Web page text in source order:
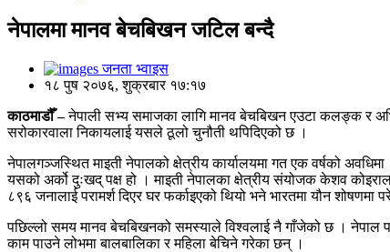
नेपालमा मानव बेचबिखन जटिल बन्दै
जनता भ्वाइस
१८ पुष २०७६, शुक्रबार १७:१७
काठमाडौँ –नेपाली सभ्य समाजका लागि मानव बेचबिखन एउटा कलङ्क र
सरोकारवाला निकायलाई यसले ठूलो चुनौती थपिदिएको छ ।
नेपालगञ्जस्थित माइती नेपालको क्षेत्रीय कार्यालयमा गत एक वर्षको
यसको अर्को दुःखद् पक्ष हो । माइती नेपालका क्षेत्रीय संयोजक केशव
८९६ जनालाई परामर्श दिएर घर फर्काइएको थियो भने भारतमा यौन शोषणमा
पछिल्लो समय मानव बेचबिखनको समस्याले विश्वलाई नै गाँजेको छ । नेपाल
काम पाउने लोभमा बालबालिका र महिला बेचिने गरेका छन् ।